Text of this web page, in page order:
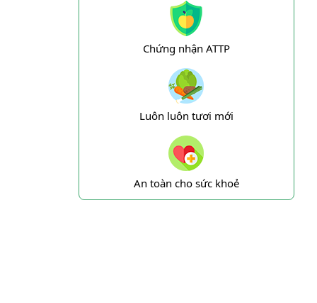
Chứng nhận ATTP
Luôn luôn tươi mới
An toàn cho sức khoẻ